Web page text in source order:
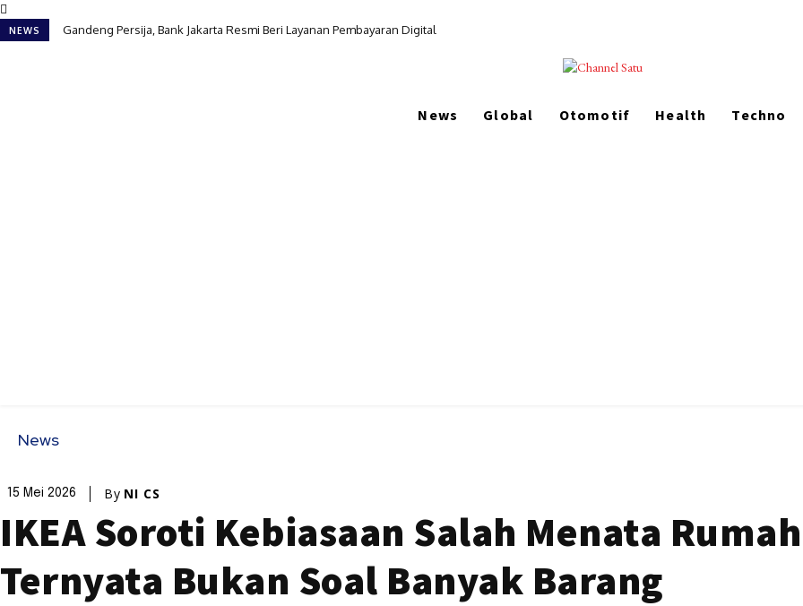
NEWS Gandeng Persija, Bank Jakarta Resmi Beri Layanan Pembayaran Digital
News Global Otomotif Health Techno
News
15 Mei 2026 By NI CS
IKEA Soroti Kebiasaan Salah Menata
Ternyata Bukan Soal Banyak Barang